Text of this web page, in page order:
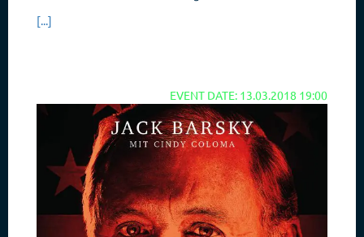
[...]
EVENT DATE: 13.03.2018 19:00